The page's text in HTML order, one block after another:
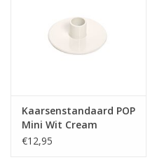
Kaarsenstandaard POP
Mini Wit Cream
€12,95